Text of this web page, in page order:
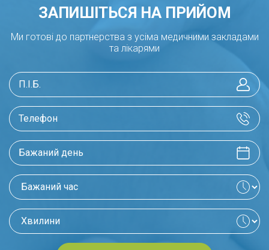
ЗАПИШІТЬСЯ НА ПРИЙОМ
Ми готові до партнерства з усіма медичними закладами
та лікарями